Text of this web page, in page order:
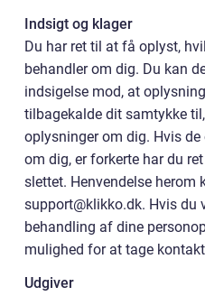
Indsigt og klager
Du har ret til at få oplyst,
behandler om dig. Du kan
indsigelse mod, at
tilbagekalde dit samtykke
oplysninger om dig. Hvis
om dig, er forkerte har du
slettet. Henvendelse herom
support@klikko.dk. Hvis du
behandling af dine
mulighed for at tage
Udgiver